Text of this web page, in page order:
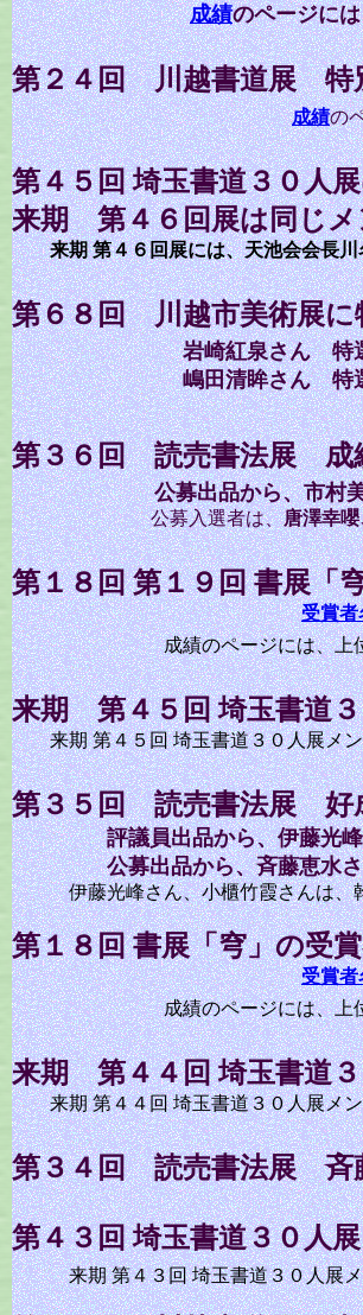
成績のページに
第２４回 川越書道展 特
成績の
第４５回埼玉書道３０人展
来期 第４６回展は同じ
来期 第４６回展には、天池会会長
第６８回 川越市美術展
岩崎紅泉さん 特
嶋田清眸さん 特
第３６回 読売書法展 成
公募出品から、市村
公募入選者は、唐澤幸嚶
第１８回第１９回 書展「
受賞者
成績のページには、上位賞（
来期 第４５回 埼玉書道
来期 第４５回 埼玉書道３０人展メ
第３５回 読売書法展 好
評議員出品から、伊藤光
公募出品から、斉藤恵水
伊藤光峰さん、小櫃竹霞さんは、幹
第１８回 書展「穹」の受
受賞者
成績のページには、上位賞（
来期 第４４回 埼玉書道
来期 第４４回 埼玉書道３０人展メ
第３４回 読売書法展 斉
第４３回 埼玉書道３０人
来期 第４３回 埼玉書道３０人展